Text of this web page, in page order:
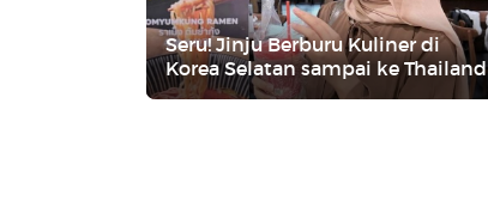
Seru! Jinju Berburu Kuliner di
Korea Selatan sampai ke Thailand